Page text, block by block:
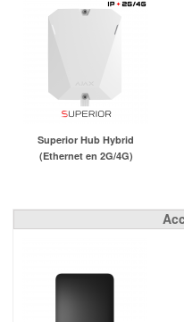
Superior Hub Hybrid
(Ethernet en 2G/4G)